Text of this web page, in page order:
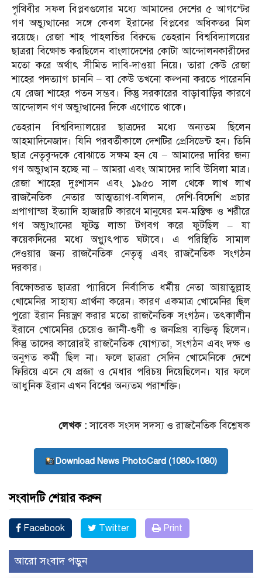
পৃথিবীর সফল বিপ্লবগুলোর মধ্যে আমাদের দেশের ৫ আগস্টের
গণ অভ্যুত্থানের সঙ্গে কেবল ইরানের বিপ্লবের অধিকতর মিল
রয়েছে। রেজা শাহ পাহলভির বিরুদ্ধে তেহরান বিশ্ববিদ্যালয়ের
ছাত্ররা বিক্ষোভ করছিলেন বাংলাদেশের কোটা আন্দোলনকারীদের
মতো করে অর্থাৎ সীমিত দাবি-দাওয়া নিয়ে। তারা কেউ রেজা
শাহের পদত্যাগ চাননি – বা কেউ তখনো কল্পনা করতে পারেননি
যে রেজা শাহের পতন সম্ভব। কিন্তু সরকারের বাড়াবাড়ির কারণে
আন্দোলন গণ অভ্যুত্থানের দিকে এগোতে থাকে।
তেহরান বিশ্ববিদ্যালয়ের ছাত্রদের মধ্যে অন্যতম ছিলেন
আহমাদিনেজাদ। যিনি পরবর্তীকালে দেশটির প্রেসিডেন্ট হন। তিনি
ছাত্র নেতৃবৃন্দকে বোঝাতে সক্ষম হন যে – আমাদের দাবির জন্য
গণ অভ্যুত্থান হচ্ছে না – আমরা এবং আমাদের দাবি উসিলা মাত্র।
রেজা শাহের দুঃশাসন এবং ১৯৫০ সাল থেকে লাখ লাখ
রাজনৈতিক নেতার আত্মত্যাগ-বলিদান, দেশি-বিদেশি প্রচার
প্রপাগান্ডা ইত্যাদি হাজারটি কারণে মানুষের মন-মস্তিষ্ক ও শরীরে
গণ অভ্যুত্থানের ফুটন্ত লাভা টগবগ করে ফুটছিল – যা
কয়েকদিনের মধ্যে অগ্ন্যুৎপাত ঘটাবে। এ পরিস্থিতি সামাল
দেওয়ার জন্য রাজনৈতিক নেতৃত্ব এবং রাজনৈতিক সংগঠন
দরকার।
বিক্ষোভরত ছাত্ররা প্যারিসে নির্বাসিত ধর্মীয় নেতা আয়াতুল্লাহ
খোমেনির সাহায্য প্রার্থনা করেন। কারণ একমাত্র খোমেনির ছিল
পুরো ইরান নিয়ন্ত্রণ করার মতো রাজনৈতিক সংগঠন। তৎকালীন
ইরানে খোমেনির চেয়েও জ্ঞানী-গুণী ও জনপ্রিয় ব্যক্তিত্ব ছিলেন।
কিন্তু তাদের কারোরই রাজনৈতিক যোগ্যতা, সংগঠন এবং দক্ষ ও
অনুগত কর্মী ছিল না। ফলে ছাত্ররা সেদিন খোমেনিকে দেশে
ফিরিয়ে এনে যে প্রজ্ঞা ও মেধার পরিচয় দিয়েছিলেন। যার ফলে
আধুনিক ইরান এখন বিশ্বের অন্যতম পরাশক্তি।
লেখক :সাবেক সংসদ সদস্য ও রাজনৈতিক বিশ্লেষক
Download News PhotoCard (1080×1080)
সংবাদটি শেয়ার করুন
Facebook Twitter Print
আরো সংবাদ পড়ুন